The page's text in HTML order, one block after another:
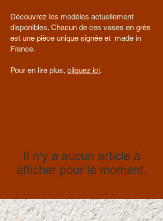
Découvrez les modèles actuellement
disponibles. Chacun de ces vases en grès
est une pièce unique signée et made in
France.
Pour en lire plus, cliquez ici.
Il n'y a aucun article à
afficher pour le moment.